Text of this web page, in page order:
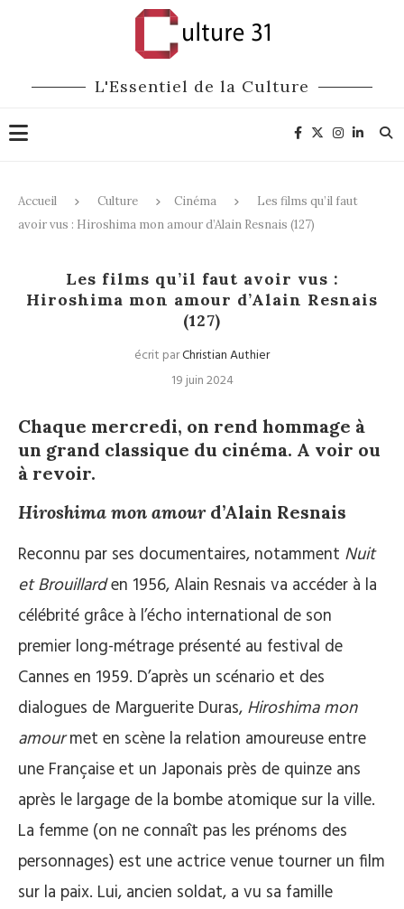
L'Essentiel de la Culture
Accueil Culture Cinéma
Les films qu’il faut
avoir vus : Hiroshima mon amour d’Alain Resnais (127)
Les films qu’il faut avoir vus :
Hiroshima mon amour d’Alain Resnais
(127)
écrit parChristian Authier
19 juin 2024
Chaque mercredi, on rend hommage à
un grand classique du cinéma. A voir ou
à revoir.
Hiroshima mon amourd’Alain Resnais
Reconnu par ses documentaires, notamment Nuit
et Brouillarden 1956, Alain Resnais va accéder à la
célébrité grâce à l’écho international de son
premier long-métrage présenté au festival de
Cannes en 1959. D’après un scénario et des
dialogues de Marguerite Duras, Hiroshima mon
amourmet en scène la relation amoureuse entre
une Française et un Japonais près de quinze ans
après le largage de la bombe atomique sur la ville.
La femme (on ne connaît pas les prénoms des
personnages) est une actrice venue tourner un film
sur la paix. Lui, ancien soldat, a vu sa famille